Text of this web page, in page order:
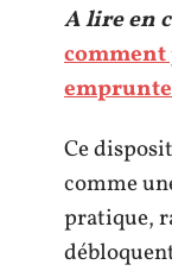
A lire en
Ce
comme
pratique,